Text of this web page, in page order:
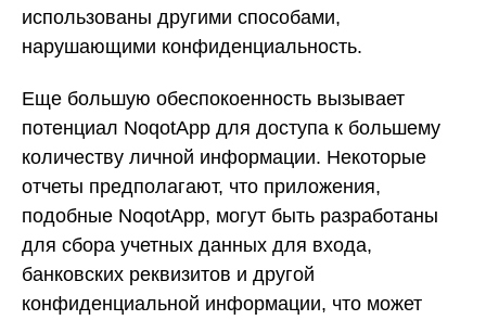
использованы другими способами,
нарушающими конфиденциальность.
Еще большую обеспокоенность вызывает
потенциал NoqotApp для доступа к большему
количеству личной информации. Некоторые
отчеты предполагают, что приложения,
подобные NoqotApp, могут быть разработаны
для сбора учетных данных для входа,
банковских реквизитов и другой
конфиденциальной информации, что может